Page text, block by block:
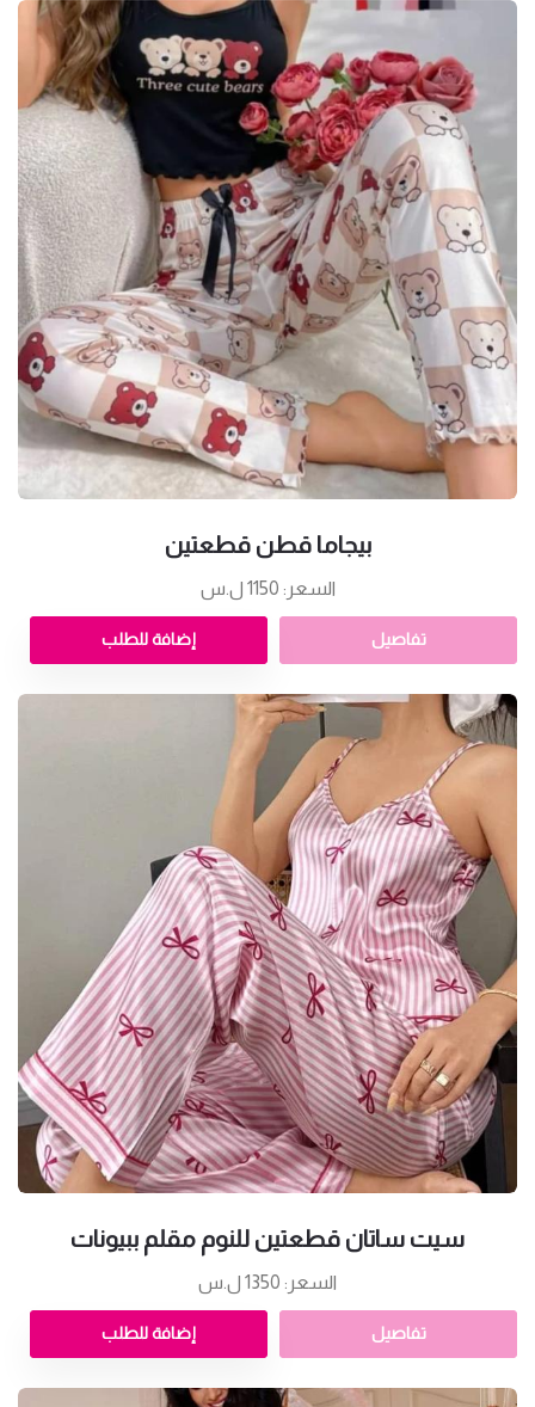
بيجاما قطن قطعتين
السعر: 1150 ل.س
تفاصيل إضافة للطلب
سيت ساتان قطعتين للنوم مقلم ببيونات
السعر: 1350 ل.س
تفاصيل إضافة للطلب